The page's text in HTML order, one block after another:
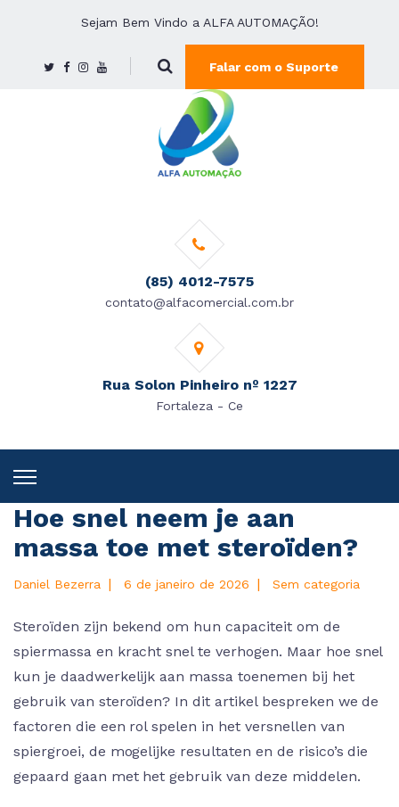
Sejam Bem Vindo a ALFA AUTOMAÇÃO!
Falar com o Suporte
(85) 4012-7575
contato@alfacomercial.com.br
Rua Solon Pinheiro nº 1227
Fortaleza - Ce
Hoe snel neem je aan
massa toe met steroïden?
Daniel Bezerra | 6 de janeiro de 2026 | Sem categoria
Steroïden zijn bekend om hun capaciteit om de
spiermassa en kracht snel te verhogen. Maar hoe snel
kun je daadwerkelijk aan massa toenemen bij het
gebruik van steroïden? In dit artikel bespreken we de
factoren die een rol spelen in het versnellen van
spiergroei, de mogelijke resultaten en de risico’s die
gepaard gaan met het gebruik van deze middelen.